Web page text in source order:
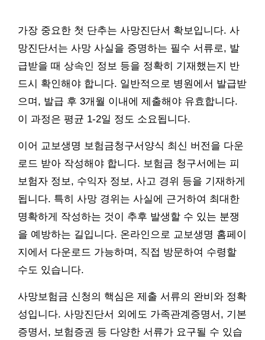
가장 중요한 첫 단추는 사망진단서 확보입니다. 사
망진단서는 사망 사실을 증명하는 필수 서류로, 발
급받을 때 상속인 정보 등을 정확히 기재했는지 반
드시 확인해야 합니다. 일반적으로 병원에서 발급받
으며, 발급 후 3개월 이내에 제출해야 유효합니다.
이 과정은 평균 1-2일 정도 소요됩니다.
이어 교보생명 보험금청구서양식 최신 버전을 다운
로드 받아 작성해야 합니다. 보험금 청구서에는 피
보험자 정보, 수익자 정보, 사고 경위 등을 기재하게
됩니다. 특히 사망 경위는 사실에 근거하여 최대한
명확하게 작성하는 것이 추후 발생할 수 있는 분쟁
을 예방하는 길입니다. 온라인으로 교보생명 홈페이
지에서 다운로드 가능하며, 직접 방문하여 수령할
수도 있습니다.
사망보험금 신청의 핵심은 제출 서류의 완비와 정확
성입니다. 사망진단서 외에도 가족관계증명서, 기본
증명서, 보험증권 등 다양한 서류가 요구될 수 있습